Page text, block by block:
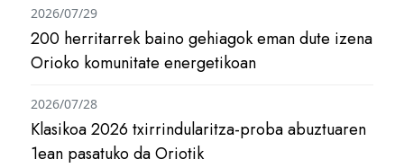
200 herritarrek baino gehiagok eman dute izena
Orioko komunitate energetikoan
2026/07/29
Klasikoa 2026 txirrindularitza-proba abuztuaren
1ean pasatuko da Oriotik
2026/07/28